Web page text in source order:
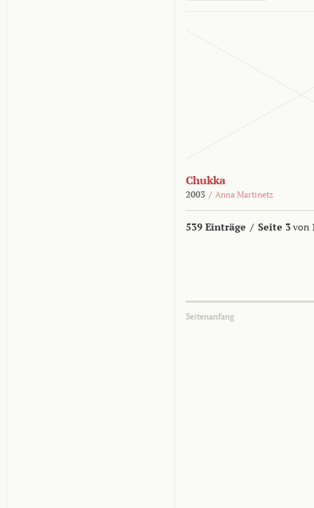
Chukka
2003 / Anna Martinetz
539 Einträge / Seite 3von
Seitenanfang